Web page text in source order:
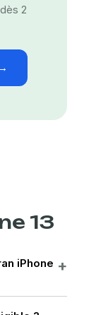
2
13
iPhone